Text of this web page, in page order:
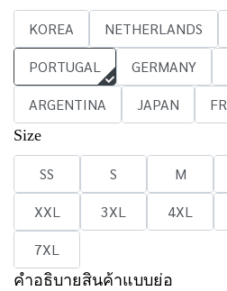
KOREA NETHERLANDS
PORTUGAL
GERMANY
ARGENTINA
JAPAN
Size
SS S M
XXL
3XL 4XL
7XL
คำอธิบายสินค้าแบบย่อ